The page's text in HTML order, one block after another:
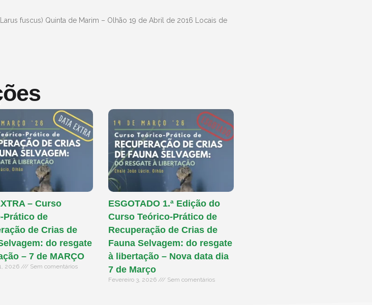
fuscus) Quinta de Marim – Olhão 19 de Abril de 2016 Locais de
– Curso
Prático de
de Crias de
do resgate
– 7 de MARÇO
2026 Sem comentários
ESGOTADO 1.ª Edição do
Curso Teórico-Prático de
Recuperação de Crias de
Fauna Selvagem: do resgate
à libertação – Nova data dia
7 de Março
Fevereiro 3, 2026 Sem comentários